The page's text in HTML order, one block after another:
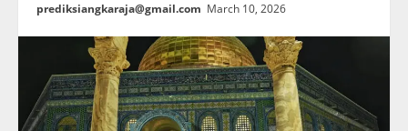
prediksiangkaraja@gmail.com March 10, 2026